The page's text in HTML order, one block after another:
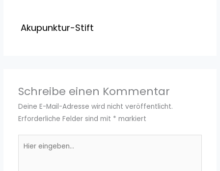
Akupunktur-Stift
Schreibe einen Kommentar
Deine E-Mail-Adresse wird nicht veröffentlicht.
Erforderliche Felder sind mit * markiert
eingeben…